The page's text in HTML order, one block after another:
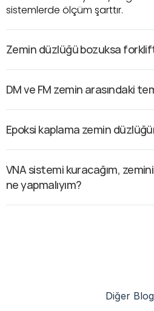
sistemlerde ölçüm şarttır.
Zemin düzlüğü bozuksa
DM ve FM zemin arasındaki
Epoksi kaplama zemin
VNA sistemi kuracağım,
ne yapmalıyım?
Diğer